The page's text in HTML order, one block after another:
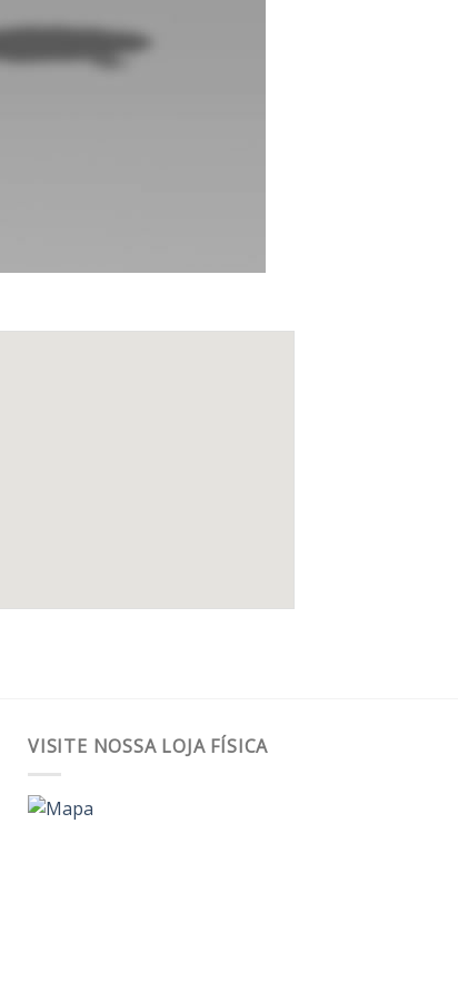
VISITE NOSSA LOJA FÍSICA